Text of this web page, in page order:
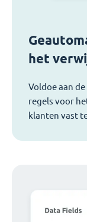
het
Voldoe aan
regels voor
klanten vast